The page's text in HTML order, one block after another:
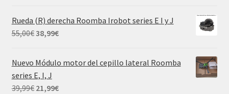
original
era:
actual
es:
Rueda (R) derecha Roomba Irobot series E I y J
55,00€El
original
era:
55,00€.
38,99€El
actual
38,99€.
Nuevo Módulo motor del cepillo lateral Roomba
series E, I, J
39,99€ El
21,99€El